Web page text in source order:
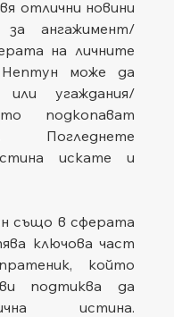
отлични новини
ангажимент/
на личните
може да
или угаждания/
подкопават
Погледнете
искате и
също в сферата
ключова част
който
подтиква да
истина.